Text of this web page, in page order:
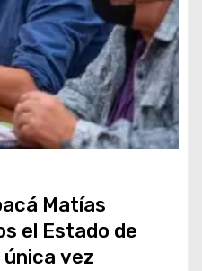
Matías
vez